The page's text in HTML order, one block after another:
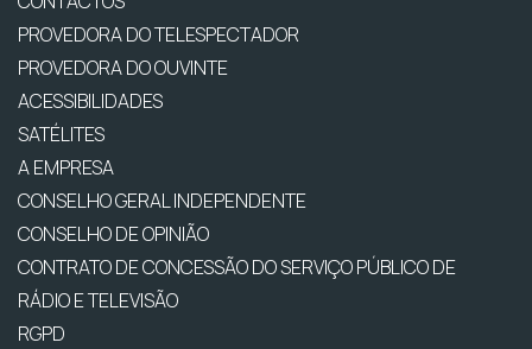
PROVEDORA DO TELESPECTADOR
PROVEDORA DO OUVINTE
ACESSIBILIDADES
SATÉLITES
A EMPRESA
CONSELHO GERAL INDEPENDENTE
CONSELHO DE OPINIÃO
CONTRATO DE CONCESSÃO DO SERVIÇO PÚBLICO DE
RÁDIO E TELEVISÃO
RGPD